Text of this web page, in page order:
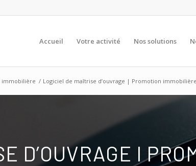
Accueil Votre activité Nos solutions
immobilière / Logiciel de maîtrise d’ouvrage | Promotion
D’OUVRAGE I